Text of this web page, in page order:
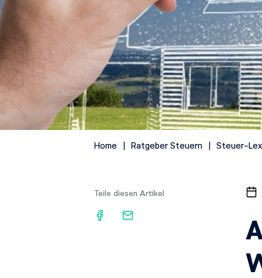
Home Ratgeber Steuern Steuer-
Teile diesen Artikel